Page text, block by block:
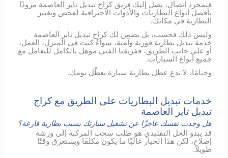
فبمجرد اتصال، يصل إليك فريق كراج تبديل تاير العاصمة مزودًا
بأفضل أنواع البطاريات والأدوات الاحترافية لفحص وتغيير
البطارية في مكانك.
وليس ذلك فحسب، بل يضمن لك كراج تبديل تاير العاصمة
خدمة تبديل بطارية فورية وآمنة، سواءً كنت في المنزل، العمل،
أو على جانب الطريق، ففريقنا الفني مؤهل بالكامل للتعامل مع
جميع أنواع السيارات.
وختامًا، لا تدع عطل بطارية سيارة يعطّل يومك.
خدمات تبديل البطاريات على الطريق مع كراج
تبديل تاير العاصمة
هل وجدت نفسك عاجزًا عن تشغيل سيارتك بسبب بطارية فارغة؟
قد يبدو الحل التقليدي هو طلب سحب المركبة إلى ورشة
إصلاح، لكن هذا الخيار غالبًا ما يكون مكلفًا ويستغرق وقتًا
طويلاً.